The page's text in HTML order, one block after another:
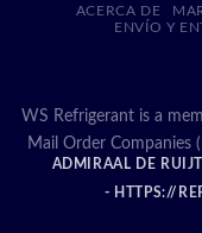
ACERCA DE
ENVÍO Y
WS Refrigerant is a
Mail Order Companies
ADMIRAAL DE
- HTTPS://